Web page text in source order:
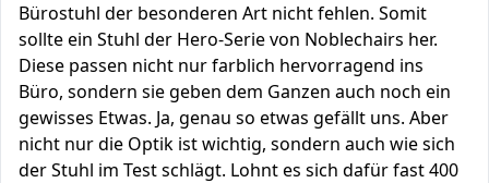
Bürostuhl der besonderen Art nicht fehlen. Somit
sollte ein Stuhl der Hero-Serie von Noblechairs her.
Diese passen nicht nur farblich hervorragend ins
Büro, sondern sie geben dem Ganzen auch noch ein
gewisses Etwas. Ja, genau so etwas gefällt uns. Aber
nicht nur die Optik ist wichtig, sondern auch wie sich
der Stuhl im Test schlägt. Lohnt es sich dafür fast 400